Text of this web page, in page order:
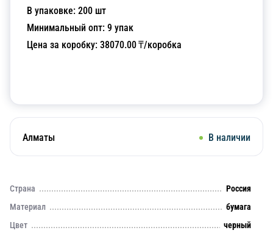
В упаковке: 200 шт
Минимальный опт: 9 упак
Цена за коробку: 38070.00₸/коробка
Алматы В наличии
Страна
Россия
Материал
бумага
Цвет
черный